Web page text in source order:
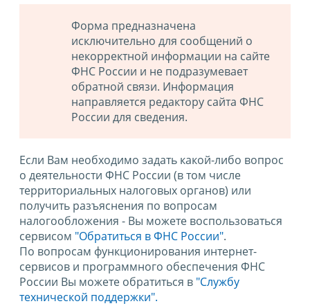
Форма предназначена
исключительно для сообщений о
некорректной информации на сайте
ФНС России и не подразумевает
обратной связи. Информация
направляется редактору сайта ФНС
России для сведения.
Если Вам необходимо задать какой-либо вопрос
о деятельности ФНС России (в том числе
территориальных налоговых органов) или
получить разъяснения по вопросам
налогообложения - Вы можете воспользоваться
сервисом "Обратиться в ФНС России".
По вопросам функционирования интернет-
сервисов и программного обеспечения ФНС
России Вы можете обратиться в "Службу
технической поддержки".